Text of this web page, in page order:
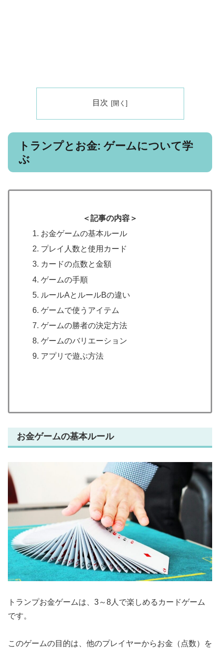
目次
トランプとお金: ゲームについて学
ぶ
＜記事の内容＞
お金ゲームの基本ルール
プレイ人数と使用カード
カードの点数と金額
ゲームの手順
ルールAとルールBの違い
ゲームで使うアイテム
ゲームの勝者の決定方法
ゲームのバリエーション
アプリで遊ぶ方法
お金ゲームの基本ルール
トランプお金ゲームは、3～8人で楽しめるカードゲーム
です。
このゲームの目的は、他のプレイヤーからお金（点数）を